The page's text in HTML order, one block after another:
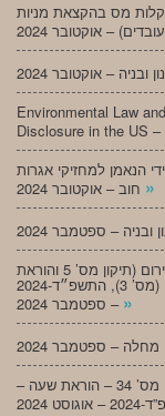
מס בהקצאת מניות
Environmental Law
Disclosure in the US
הנאמן למחזיקי אגרות
»
מעו”דכן יחסי עבודה – צו הגנה על עובדים בשעת חירום (תיקון מס’ 5 והוראת
שעה – חרבות ברזל) (הארכת תקופת הוראת השעה) (מס’ 3), התשפ״ד-2024
– ספטמבר 2024 »
מעו”דכן יחסי עבודה – חוק פיצויי פיטורים (תיקון מס’ 34 – הוראת שעה –